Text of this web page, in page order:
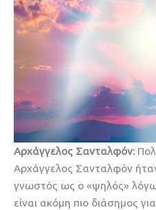
Αρχάγγελος Σανταλφόν:
Αρχάγγελος Σανταλφόν
γνωστός ως ο «ψηλός»
είναι ακόμη πιο διάσημος